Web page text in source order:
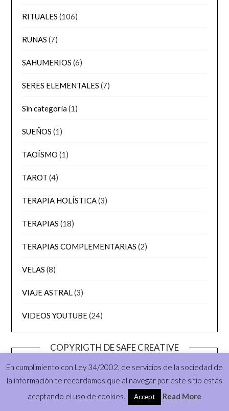
RITUALES (106)
RUNAS (7)
SAHUMERIOS (6)
SERES ELEMENTALES (7)
Sin categoría(1)
SUEÑOS (1)
TAOÍSMO (1)
TAROT (4)
TERAPIA HOLÍSTICA(3)
TERAPIAS (18)
TERAPIAS COMPLEMENTARIAS (2)
VELAS (8)
VIAJE ASTRAL(3)
VIDEOS YOUTUBE(24)
COPYRIGTH DE SAFE CREATIVE
En cumplimiento con Ley 34/2002, de servicios de la sociedad de
la información te recordamos que al navegar por este sitio estás
aceptando el uso de cookies.
Accept Read More